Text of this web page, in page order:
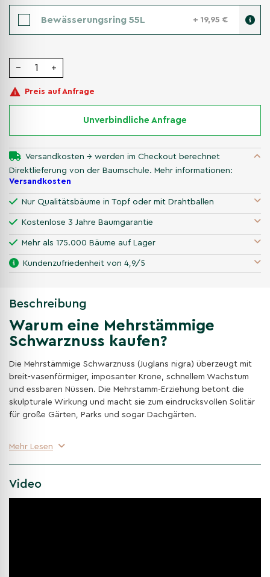
Bewässerungsring 55L + 19,95 €
− +
Preis auf Anfrage
Unverbindliche Anfrage
Versandkosten → werden im Checkout berechnet
Direktlieferung von der Baumschule. Mehr informationen:
Versandkosten
Nur Qualitätsbäume in Topf oder mit Drahtballen
Kostenlose 3 Jahre Baumgarantie
Mehr als 175.000 Bäume auf Lager
Kundenzufriedenheit von 4,9/5
Beschreibung
Warum eine Mehrstämmige
Schwarznuss kaufen?
Die Mehrstämmige Schwarznuss (Juglans nigra) überzeugt mit
breit-vasenförmiger, imposanter Krone, schnellem Wachstum
und essbaren Nüssen. Die Mehrstamm-Erziehung betont die
skulpturale Wirkung und macht sie zum eindrucksvollen Solitär
für große Gärten, Parks und sogar Dachgärten.
Weit ausladender, harmonischer Aufbau mit freundlichem,
lichtem Schatten – ideal als prägnanter Blickfang mit
Raumwirkung.
Pflegeleicht & standorttolerant
Mehr Lesen
Video